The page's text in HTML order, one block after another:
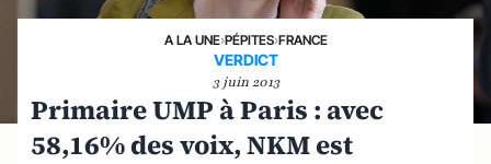
A LA UNE›PÉPITES›FRANCE
VERDICT
3 juin 2013
Primaire UMP à Paris : avec
58,16% des voix, NKM est